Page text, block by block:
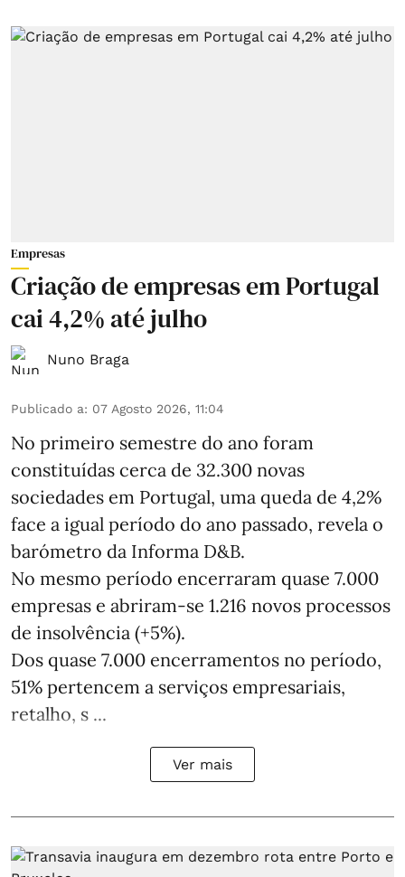
Empresas
Criação de empresas em Portugal
cai 4,2% até julho
Nuno Braga
Publicado a: 07 Agosto 2026, 11:04
No primeiro semestre do ano foram
constituídas cerca de 32.300 novas
sociedades em Portugal, uma queda de 4,2%
face a igual período do ano passado, revela o
barómetro da Informa D&B.
No mesmo período encerraram quase 7.000
empresas e abriram‑se 1.216 novos processos
de insolvência (+5%).
Dos quase 7.000 encerramentos no período,
51% pertencem a serviços empresariais,
retalho, s ...
Ver mais